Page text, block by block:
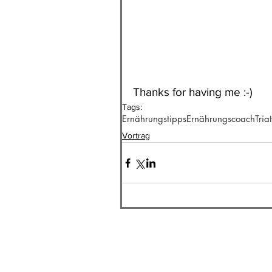
Thanks for having me :-)
Tags:
ErnährungstippsErnährungscoach
Vortrag